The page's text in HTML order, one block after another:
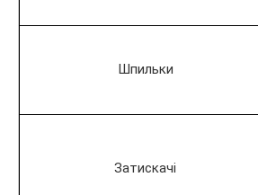
Шпильки
Затискачі